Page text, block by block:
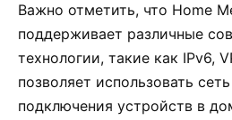
Важно отметить, что Home
поддерживает различные
технологии, такие как IPv6,
позволяет использовать
подключения устройств в